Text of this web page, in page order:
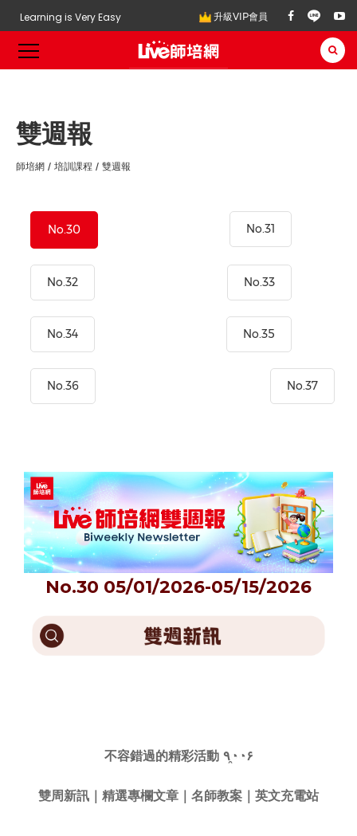
Learning is Very Easy 升級VIP會員
雙週報
師培網 培訓課程 雙週報
No.30 No.31
No.32 No.33
No.34 No.35
No.36 No.37
No.30 05/01/2026-05/15/2026
不容錯過的精彩活動 ٩◔̯◔۶
雙周新訊 ｜ 精選專欄文章 ｜ 名師教案 ｜ 英文充電站